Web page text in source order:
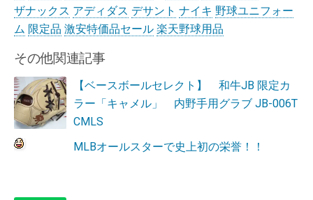
ザナックス アディダス デサント ナイキ 野球ユニフォー
ム 限定品 激安特価品セール 楽天野球用品
その他関連記事
【ベースボールセレクト】 和牛JB 限定カ
ラー「キャメル」 内野手用グラブ JB-006T
CMLS
MLBオールスターで史上初の栄誉！！